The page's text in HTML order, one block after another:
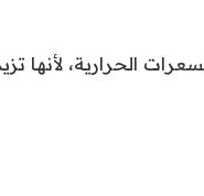
الحرارية، لأنها